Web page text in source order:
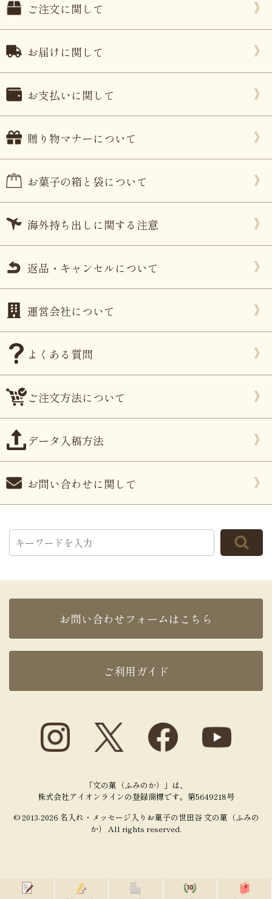
ご注文に関して
お届けに関して
お支払いに関して
贈り物マナーについて
お菓子の箱と袋について
海外持ち出しに関する注意
返品・キャンセルについて
運営会社について
よくある質問
ご注文方法について
データ入稿方法
お問い合わせに関して
お問い合わせフォームはこちら
ご利用ガイド
「文の菓（ふみのか）」は、
株式会社アイオンラインの登録商標です。第5649218号
© 2013-2026 名入れ・メッセージ入りお菓子の世田谷 文の菓（ふみの
か） All rights reserved.